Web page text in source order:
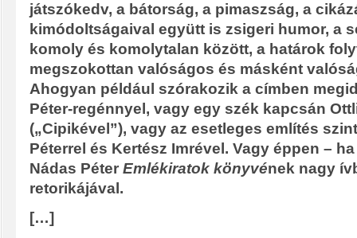
játszókedv, a bátorság, a pimaszság, a
kimódoltságaival együtt is zsigeri humor, a
komoly és komolytalan között, a határok
megszokottan valóságos és másként
Ahogyan például szórakozik a címben
Péter-regénnyel, vagy egy szék kapcsán
(„Cipikével”), vagy az esetleges említés
Péterrel és Kertész Imrével. Vagy éppen –
Nádas Péter Emlékiratok könyvének nagy
retorikájával.
[…]